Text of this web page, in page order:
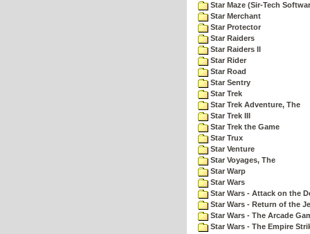
Star Maze (Sir-Tech
Star Merchant
Star Protector
Star Raiders
Star Raiders II
Star Rider
Star Road
Star Sentry
Star Trek
Star Trek Adventure, The
Star Trek III
Star Trek the Game
Star Trux
Star Venture
Star Voyages, The
Star Warp
Star Wars
Star Wars - Attack on the
Star Wars - Return of the
Star Wars - The Arcade
Star Wars - The Empire